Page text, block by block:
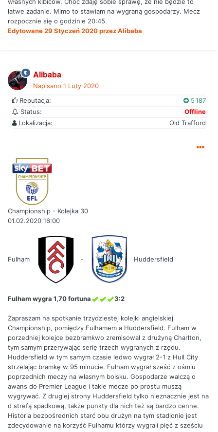
własnych kibiców. Choć zdaję sobie sprawę, że nie będzie to
łatwe zadanie. Mimo to stawiam na wygraną gospodarzy. Mecz
rozpocznie się o godzinie 20:45.
Edytowane29 Styczeń 2020przez Alibaba
Alibaba
Napisano 1 Luty 2020
Reputacja:
5 187
Status:
Offline
Lokalizacja:
Old Trafford
Championship - Kolejka 30
01.02.2020 16:00
Fulham - Huddersfield
Fulham wygra 1,70 fortuna 3:2
Zapraszam na spotkanie trzydziestej kolejki angielskiej
Championship, pomiędzy Fulhamem a Huddersfield. Fulham w
porzedniej kolejce bezbramkwo zremisował z drużyną Charlton,
tym samym przerywając serię trzech wygranych z rzędu.
Huddersfield w tym samym czasie ledwo wygrał 2-1 z Hull City
strzelając bramkę w 95 minucie. Fulham wygrał sześć z ośmiu
poprzednich meczy na własnym boisku. Gospodarze walczą o
awans do Premier League i takie mecze po prostu muszą
wygrywać. Z drugiej strony Huddersfield tylko nieznacznie jest na
d strefą spadkową, także punkty dla nich też są bardzo cenne.
Historia bezpośrednich starć obu drużyn na tym stadionie jest
zdecydowanie na korzyść Fulhamu którzy wygrali pięć z sześciu